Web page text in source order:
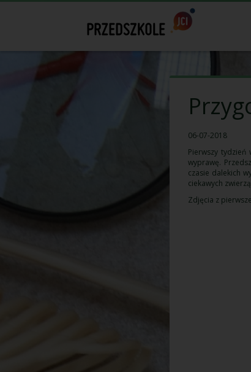
06-07-2018
Pierwszy
wyprawę.
czasie dalekich
ciekawych
Zdjęcia z